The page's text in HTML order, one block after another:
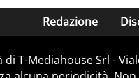
Redazione
T-Mediahouse Srl -